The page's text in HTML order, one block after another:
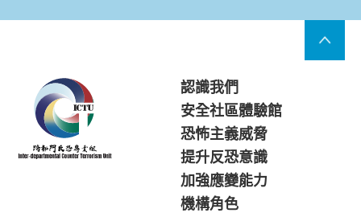
認識我們
安全社區體驗館
恐怖主義威脅
提升反恐意識
加強應變能力
機構角色